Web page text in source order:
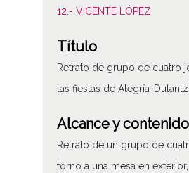
12.- VICENTE LÓPEZ
Título
Retrato de grupo de cuatro
las fiestas de Alegría-Dulantzi
Alcance y contenido
Retrato de un grupo de
torno a una mesa en exterior,